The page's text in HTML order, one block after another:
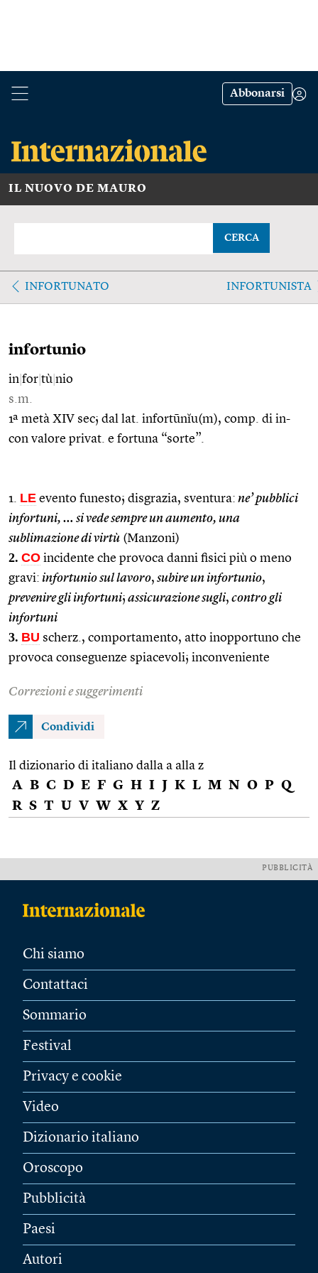
Abbonarsi
IL NUOVO DE MAURO
CERCA
INFORTUNATO INFORTUNISTA
infortunio
in for tù nio
s.m.
1ª metà XIV sec; dal lat. infortūnĭu(m), comp. di in-
con valore privat. e fortuna “sorte”.
1. LE evento funesto; disgrazia, sventura: ne’ pubblici
infortuni, … si vede sempre un aumento, una
sublimazione di virtù (Manzoni)
2. CO incidente che provoca danni fisici più o meno
gravi: infortunio sul lavoro, subire un infortunio,
prevenire gli infortuni; assicurazione sugli, contro gli
infortuni
3. BU scherz., comportamento, atto inopportuno che
provoca conseguenze spiacevoli; inconveniente
Correzioni e suggerimenti
Condividi
Il dizionario di italiano dalla a alla z
A B C D E F G H I J K L M N O P Q
R S T U V W X Y Z
PUBBLICITÀ
Chi siamo
Contattaci
Sommario
Festival
Privacy e cookie
Video
Dizionario italiano
Oroscopo
Pubblicità
Paesi
Autori